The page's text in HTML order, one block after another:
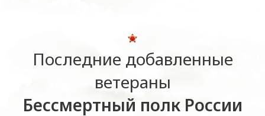
Последние добавленные
ветераны
Бессмертный полк России